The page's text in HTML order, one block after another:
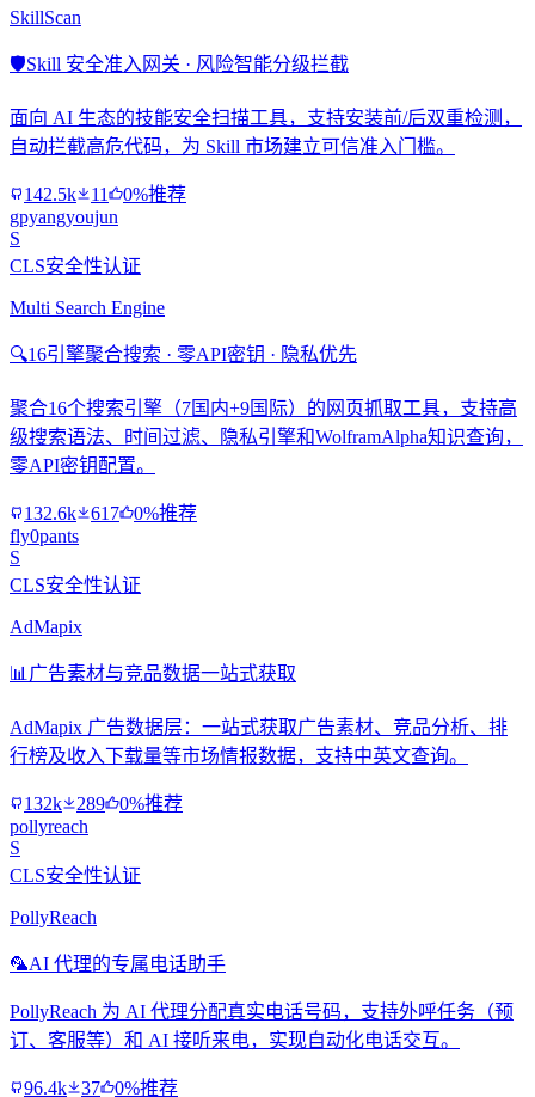
SkillScan
🛡️Skill 安全准入网关 · 风险智能分级拦截
面向 AI 生态的技能安全扫描工具，支持安装前/后双重检测，
自动拦截高危代码，为 Skill 市场建立可信准入门槛。
142.5k 11
0%推荐
gpyangyoujun
S
CLS安全性认证
Multi Search Engine
🔍16引擎聚合搜索 · 零API密钥 · 隐私优先
聚合16个搜索引擎（7国内+9国际）的网页抓取工具，支持高
级搜索语法、时间过滤、隐私引擎和WolframAlpha知识查询，
零API密钥配置。
132.6k 617
0%推荐
fly0pants
S
CLS安全性认证
AdMapix
📊 广告素材与竞品数据一站式获取
AdMapix 广告数据层：一站式获取广告素材、竞品分析、排
行榜及收入下载量等市场情报数据，支持中英文查询。
132k 289
0%推荐
pollyreach
S
CLS安全性认证
PollyReach
🦜AI 代理的专属电话助手
PollyReach 为 AI 代理分配真实电话号码，支持外呼任务（预
订、客服等）和 AI 接听来电，实现自动化电话交互。
96.4k 37 0%推荐